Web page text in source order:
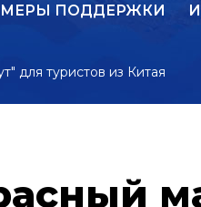
МЕРЫ ПОДДЕРЖКИ
для туристов из Китая